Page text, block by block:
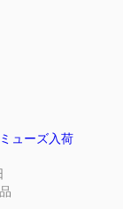
ューズ入荷